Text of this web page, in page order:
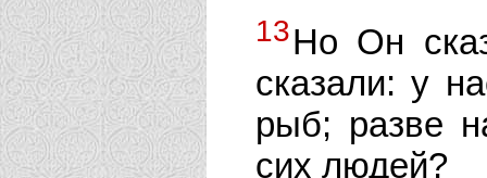
13Но Он
сказали: у
рыб; разве
сих людей?